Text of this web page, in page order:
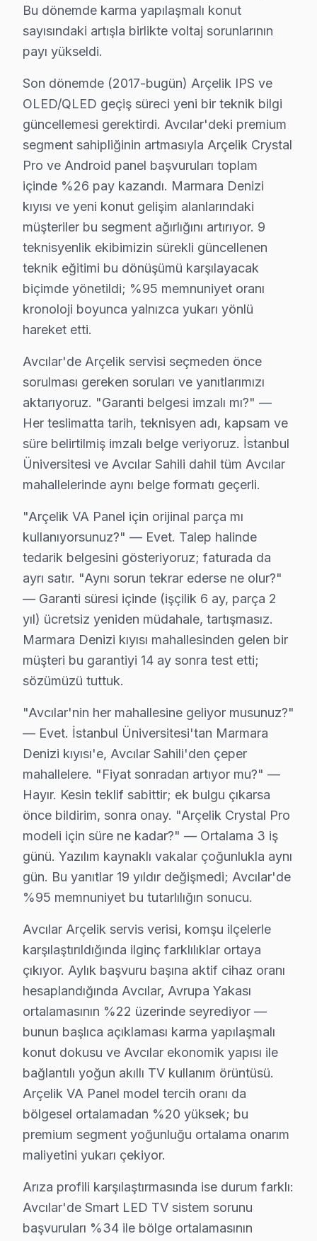
2. Avcılar'de Crystal Pro filtresi hasar görünce renk
3. Avcılar'de bu TV-Beko ortak platform: bazı
4. Avcılar'de HDMI eARC portu (genellikle HDMI 1)
5. Avcılar'de Wi-Fi 6 modellerde ağ kartı ayrı
Avcılar'de Sık Servis Yaptığımız Arçelik Modelleri:
Arçelik A55 Crystal Pro Google akıllı TV modelinde
Avcılar bu TV Fiyat Aralıkları (2025):
• LED/Backlight: 180 – 500 TL
• Güç Kartı: 250 – 750 TL
• Anakart: 400 – 1.100 TL
• Panel: 2.200 – 6.500 TL
Avcılar'de teşhis ücretsiz; onay olmadan iş başlamaz.
Avcılar bu cihaz performans özeti (son 905 gün):
Avcılar'da Arçelik TV Yedek Parçası – Hızlı
Arçelik TV Duvar Montajı – Avcılar
Avcılar'da satın aldığınız Arçelik televizyonun
Kurulum sürecimiz:
• Avcılar'de motorlu döner braket montajı ve ayarı
• Avcılar servisimizde kablo kanalı ile estetik kurulum
• Avcılar'de uzaktan kumanda programlama
Doğru montaj, Arçelik televizyon'nizin
Arçelik TV Tamiri Garanti Belgesi – Avcılar
Arçelik TV Servis Garanti Belgesi – Yazılı ve İmzalı Güvence
Avcılar'da Arçelik televizyon ünitesi tamiri yaptıranlar
Avcılar'de her onarımda ne sağlıyoruz?
• 2 yıl yazılı işçilik garantisi
• Aynı sorunun tekrarı → Avcılar'de ücretsiz yeniden
• Resmi fatura + garanti belgesi (kağıt/dijital)
Avcılar'de garanti süreci nasıl işler?
Onarım bittikten sonra Avcılar servisimizde imzalı
Avcılar'da Arçelik servisi sonrası güvende olun.
Avcılar Arçelik TV Arızaları – Televizyonunuz
Arçelik akıllı TV'niz sorun mu çıkarıyor? Avcılar'de
Arçelik televizyonlarda sık karşılaşılan arıza türleri ve
• Avcılar'de Görüntü Var Ses Yok: Ses kartı veya
• Avcılar'de Kırmızı Işık Yanıp Sönüyor: Güç kartı
• Avcılar'de Görüntüde Şerit / Çizgiler: Panel veya
• Avcılar'de Smart LED TV Donuyor: Firmware
• Avcılar'de görüntüleme sistemi Açılmıyor:
Avcılar bölgenizdeki Arçelik televizyon paneli
Avcılar'da Aynı Gün Arçelik Servis – Hızlı
Arızalı televizyonlarınız günlük yaşamınızı
Hızlı servis avantajlarımız:
• Avcılar'de ekspres servis: 4 saat içinde müdahale
• Teknisyen yolda iken anlık konum bildirimi
• Avcılar parça temin süresi: aynı gün (stokta
• Avcılar'de iş yerine özel mesai saati dışı servis
Bu dönemde karma yapılaşmalı konut
sayısındaki artışla birlikte voltaj sorunlarının
payı yükseldi.
Son dönemde (2017-bugün) Arçelik IPS ve
OLED/QLED geçiş süreci yeni bir teknik bilgi
güncellemesi gerektirdi. Avcılar'deki premium
segment sahipliğinin artmasıyla Arçelik Crystal
Pro ve Android panel başvuruları toplam
içinde %26 pay kazandı. Marmara Denizi
kıyısı ve yeni konut gelişim alanlarındaki
müşteriler bu segment ağırlığını artırıyor. 9
teknisyenlik ekibimizin sürekli güncellenen
teknik eğitimi bu dönüşümü karşılayacak
biçimde yönetildi; %95 memnuniyet oranı
kronoloji boyunca yalnızca yukarı yönlü
hareket etti.
Avcılar'de Arçelik servisi seçmeden önce
sorulması gereken soruları ve yanıtlarımızı
aktarıyoruz. "Garanti belgesi imzalı mı?" —
Her teslimatta tarih, teknisyen adı, kapsam ve
süre belirtilmiş imzalı belge veriyoruz. İstanbul
Üniversitesi ve Avcılar Sahili dahil tüm Avcılar
mahallelerinde aynı belge formatı geçerli.
"Arçelik VA Panel için orijinal parça mı
kullanıyorsunuz?" — Evet. Talep halinde
tedarik belgesini gösteriyoruz; faturada da
ayrı satır. "Aynı sorun tekrar ederse ne olur?"
— Garanti süresi içinde (işçilik 6 ay, parça 2
yıl) ücretsiz yeniden müdahale, tartışmasız.
Marmara Denizi kıyısı mahallesinden gelen bir
müşteri bu garantiyi 14 ay sonra test etti;
sözümüzü tuttuk.
"Avcılar'nin her mahallesine geliyor musunuz?"
— Evet. İstanbul Üniversitesi'tan Marmara
Denizi kıyısı'e, Avcılar Sahili'den çeper
mahallelere. "Fiyat sonradan artıyor mu?" —
Hayır. Kesin teklif sabittir; ek bulgu çıkarsa
önce bildirim, sonra onay. "Arçelik Crystal Pro
modeli için süre ne kadar?" — Ortalama 3 iş
günü. Yazılım kaynaklı vakalar çoğunlukla aynı
gün. Bu yanıtlar 19 yıldır değişmedi; Avcılar'de
%95 memnuniyet bu tutarlılığın sonucu.
Avcılar Arçelik servis verisi, komşu ilçelerle
karşılaştırıldığında ilginç farklılıklar ortaya
çıkıyor. Aylık başvuru başına aktif cihaz oranı
hesaplandığında Avcılar, Avrupa Yakası
ortalamasının %22 üzerinde seyrediyor —
bunun başlıca açıklaması karma yapılaşmalı
konut dokusu ve Avcılar ekonomik yapısı ile
bağlantılı yoğun akıllı TV kullanım örüntüsü.
Arçelik VA Panel model tercih oranı da
bölgesel ortalamadan %20 yüksek; bu
premium segment yoğunluğu ortalama onarım
maliyetini yukarı çekiyor.
Arıza profili karşılaştırmasında ise durum farklı:
Avcılar'de Smart LED TV sistem sorunu
başvuruları %34 ile bölge ortalamasının